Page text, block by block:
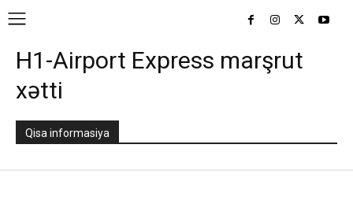
H1-Airport Express marşrut
xətti
Qisa informasiya